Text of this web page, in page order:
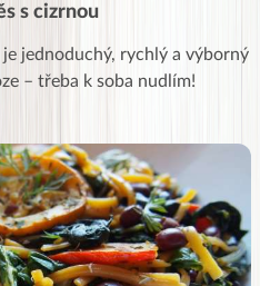
s cizrnou
jednoduchý, rychlý a výborný
– třeba k soba nudlím!